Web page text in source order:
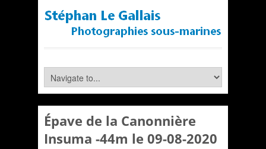
Épave de la Canonnière
Insuma -44m le 09-08-2020